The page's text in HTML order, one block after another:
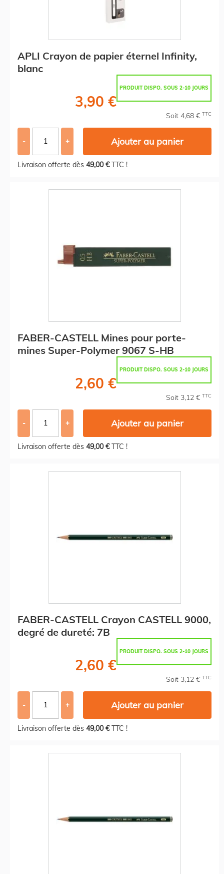
APLI Crayon de papier éternel Infinity,
blanc
PRODUIT DISPO. SOUS 2-10 JOURS
3,90 €
Soit 4,68 € TTC
- + Ajouter au panier
Livraison offerte dès 49,00 €TTC !
FABER-CASTELL Mines pour porte-
mines Super-Polymer 9067 S-HB
PRODUIT DISPO. SOUS 2-10 JOURS
2,60 €
Soit 3,12 € TTC
- + Ajouter au panier
Livraison offerte dès 49,00 €TTC !
FABER-CASTELL Crayon CASTELL 9000,
degré de dureté: 7B
PRODUIT DISPO. SOUS 2-10 JOURS
2,60 €
Soit 3,12 € TTC
- + Ajouter au panier
Livraison offerte dès 49,00 €TTC !